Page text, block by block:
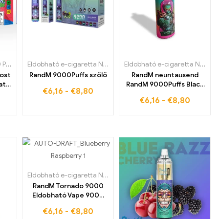
Lettországban,Eldobható e-cigaretta Svédországban
e-cigaretta Finnországban
Bang KING szín 30000 Puffs Dual Flavor Eldobható ,Eldobható e-cigaretta Finnországban
Eldobható e-cigaretta Németországban , Eldobható e-
RandM 9000Puffs szőlő
€6,16 - €8,80
Eldobható e-cigaretta Németországban
RandM neuntausend
RandM 9000Puffs Black
€6,16 - €8,80
Eldobható e-cigaretta Németországban ,Eldobható e-
RandM Tornado 9000
Eldobható Vape 9000
€6,16 - €8,80